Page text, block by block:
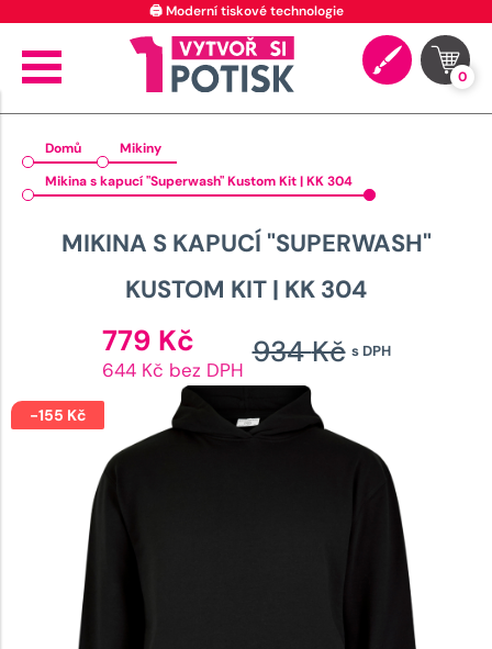
🖨️ Moderní tiskové technologie
0
Domů
Mikiny
Mikina s kapucí "Superwash" Kustom Kit | KK 304
MIKINA S KAPUCÍ "SUPERWASH"
KUSTOM KIT | KK 304
s DPH
934Kč
byla:
934
779 Kč cena
je:
779 Kč.
644 Kč bez DPH
-155 Kč